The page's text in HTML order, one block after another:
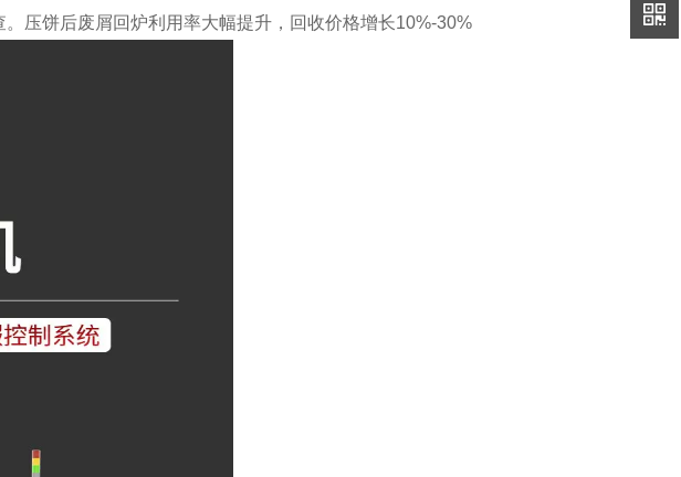
压饼后废屑回炉利用率大幅提升，回收价格增长10%-30%